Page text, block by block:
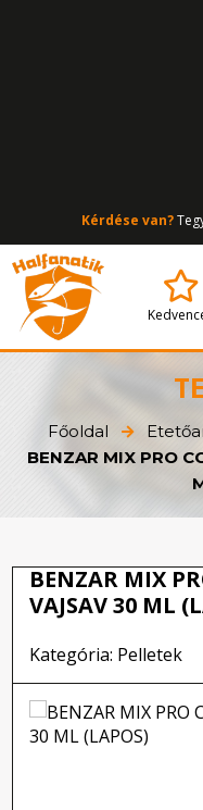
Kérdése van?
Főoldal
BENZAR MIX PRO
BENZAR MIX
VAJSAV 30 ML
Kategória: Pelletek